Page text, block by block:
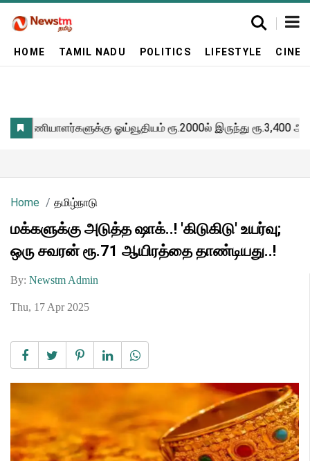
HOME TAMIL NADU POLITICS LIFESTYLE
Home தமிழ்நாடு
மக்களுக்கு அடுத்த ஷாக்..! 'கிடுகிடு' உயர்வு;
ஒரு சவரன் ரூ.71 ஆயிரத்தை தாண்டியது..!
By: Newstm Admin
Thu, 17 Apr 2025